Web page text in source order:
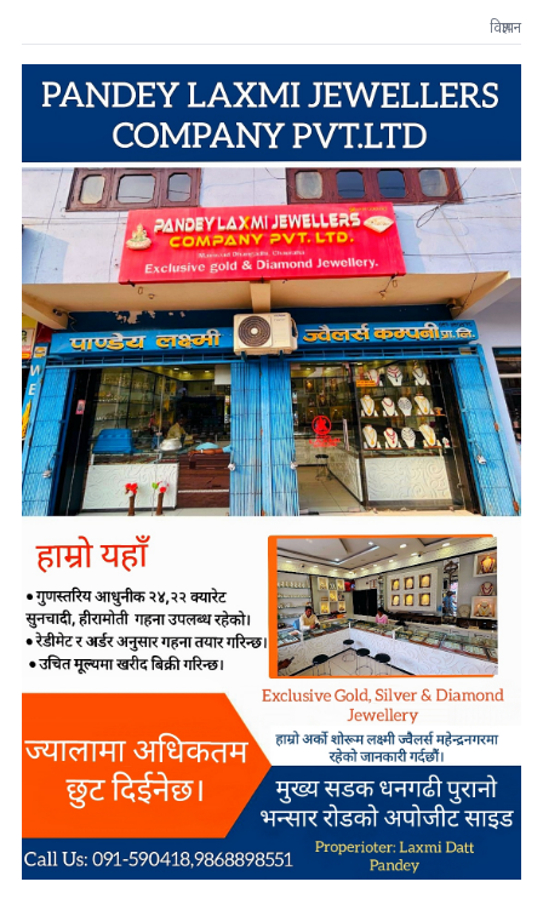
विज्ञापन